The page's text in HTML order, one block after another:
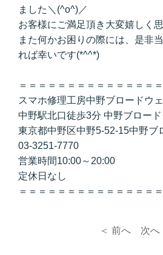
ました＼(^o^)／
お客様にご満足頂き大変嬉しく
また何かお困りの際には、是非
れば幸いです(*^^*)
＝＝＝＝＝＝＝＝＝＝＝＝＝＝
スマホ修理工房中野ブロードウ
中野駅北口徒歩3分 中野ブロー
東京都中野区中野5-52-15中野ブ
03-3251-7770
営業時間10:00～20:00
定休日なし
＝＝＝＝＝＝＝＝＝＝＝＝＝＝
＜ 前へ 次へ